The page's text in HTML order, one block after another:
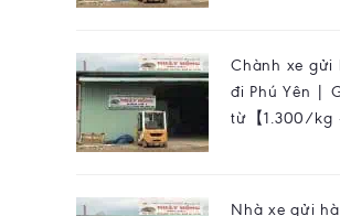
Chành xe gửi
đi Phú Yên |
từ【1.300/kg
Nhà xe gửi